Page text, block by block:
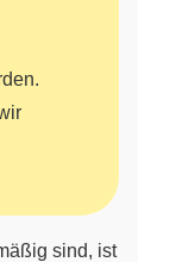
sind, ist